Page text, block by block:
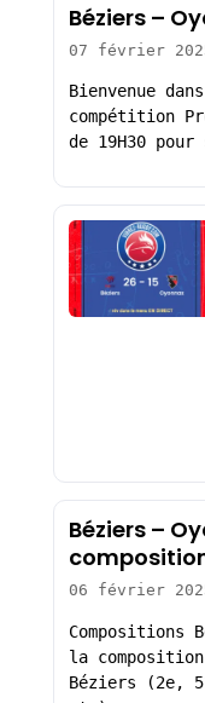
Béziers –
07 février
Bienvenue
compétition
de 19H30
Béziers –
06 février
Compositions
la
Béziers (2e,